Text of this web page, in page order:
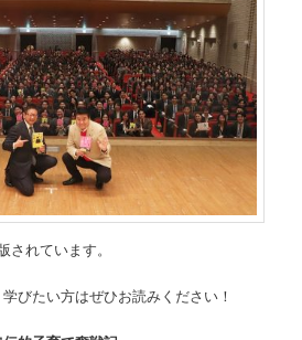
れています。
びたい方はぜひお読みください！